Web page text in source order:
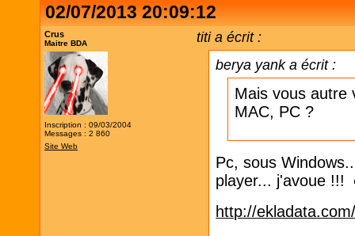
02/07/2013 20:09:12
Crus
Maitre BDA
Inscription : 09/03/2004
Messages : 2 860
Site Web
titi a écrit :
berya yank a écrit :
Mais vous autre
MAC, PC ?
Pc, sous
player... j'avoue !!!
http://